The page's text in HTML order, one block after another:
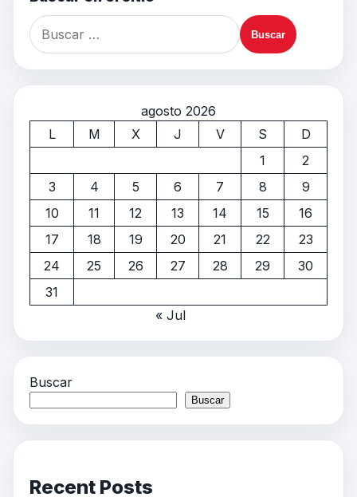
agosto 2026
L
M X J V S
D
1
2
3
4 5 6 7 8
9
10
11 12 13 14 15
16
17
18 19 20 21 22
23
24
25 26 27 28 29
30
31
« Jul
Buscar
Buscar
Recent Posts